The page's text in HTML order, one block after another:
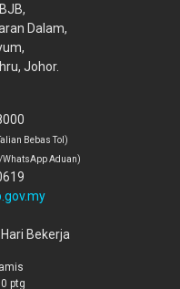
Dalam,
Johor.
Bebas Tol)
WhatsApp Aduan)
Bekerja
ptg